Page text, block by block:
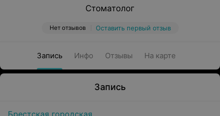
Стоматолог
Нет отзывов Оставить первый отзыв
Запись Инфо Отзывы На карте
Запись
Брестская городская